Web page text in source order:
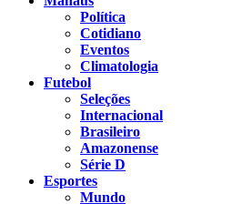
Política
Cotidiano
Eventos
Climatologia
Futebol
Seleções
Internacional
Brasileiro
Amazonense
Série D
Esportes
Mundo